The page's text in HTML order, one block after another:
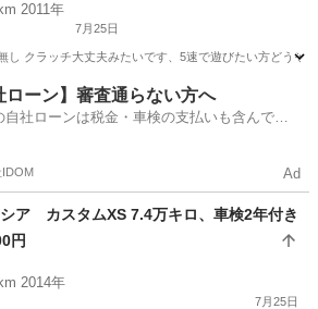
2011年
7月25日
し クラッチ大丈夫みたいです、5速で遊びたい方どう
ミラ 仮ナンバー
ローン】審査通らない方へ
自社ローンは税金・車検の支払いも含んでい
IDOM Ad
スペーシア カスタムXS 7.4万キロ、車検2年付き
円
2014年
7月25日